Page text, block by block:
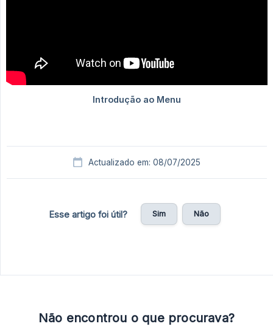
Actualizado em: 08/07/2025
Esse artigo foi útil? Sim Não
Não encontrou o que procurava?